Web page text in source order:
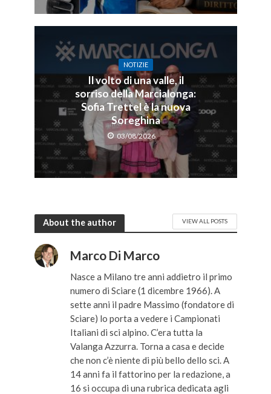
NOTIZIE
Il volto di una valle, il
sorriso della Marcialonga:
Sofia Trettel è la nuova
Soreghina
03/08/2026
About the author VIEW ALL POSTS
Marco Di Marco
Nasce a Milano tre anni addietro il primo
numero di Sciare (1 dicembre 1966). A
sette anni il padre Massimo (fondatore di
Sciare) lo porta a vedere i Campionati
Italiani di sci alpino. C’era tutta la
Valanga Azzurra. Torna a casa e decide
che non c’è niente di più bello dello sci. A
14 anni fa il fattorino per la redazione, a
16 si occupa di una rubrica dedicata agli